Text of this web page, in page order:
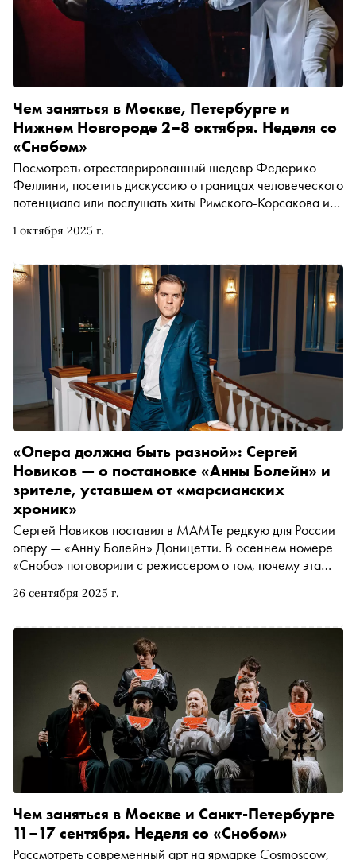
1 октября 2025 г.
Чем заняться в Москве, Петербурге и
Нижнем Новгороде 2–8 октября. Неделя со
«Снобом»
Посмотреть отреставрированный шедевр Федерико
Феллини, посетить дискуссию о границах человеческого
потенциала или послушать хиты Римского-Корсакова и
сходить на ближайшей неделе
26 сентября 2025 г.
«Опера должна быть разной»: Сергей
Новиков — о постановке «Анны Болейн» и
зрителе, уставшем от «марсианских
хроник»
Сергей Новиков поставил в МАМТе редкую для России
оперу — «Анну Болейн» Доницетти. В осеннем номере
«Сноба» поговорили с режиссером о том, почему эта
понятной зрителю, зачем опере нужен визуальный шик и
Чем заняться в Москве и Санкт-Петербурге
11–17 сентября. Неделя со «Снобом»
Рассмотреть современный арт на ярмарке Cosmoscow,